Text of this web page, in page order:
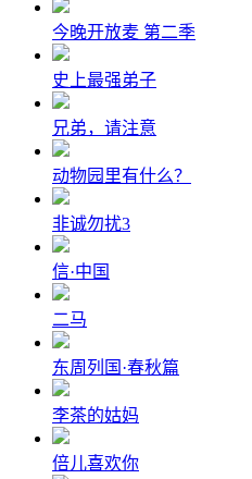
今晚开放麦 第二季
史上最强弟子
兄弟，请注意
动物园里有什么？
非诚勿扰3
信·中国
二马
东周列国·春秋篇
李茶的姑妈
倍儿喜欢你